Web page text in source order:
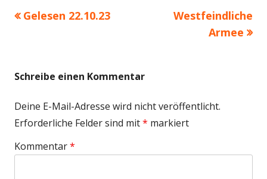
Beitragsnavigation
Vorheriger
Gelesen 22.10.23
Nächster
Beitrag
Westfeindliche
Armee
Schreibe einen Kommentar
Deine E-Mail-Adresse wird nicht veröffentlicht.
Erforderliche Felder sind mit* markiert
Kommentar*